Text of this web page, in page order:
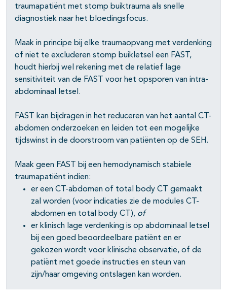
traumapatiënt met stomp buiktrauma als snelle
diagnostiek naar het bloedingsfocus.
Maak in principe bij elke traumaopvang met verdenking
of niet te excluderen stomp buikletsel een FAST,
houdt hierbij wel rekening met de relatief lage
sensitiviteit van de FAST voor het opsporen van intra-
abdominaal letsel.
FAST kan bijdragen in het reduceren van het aantal CT-
abdomen onderzoeken en leiden tot een mogelijke
tijdswinst in de doorstroom van patiënten op de SEH.
Maak geen FAST bij een hemodynamisch stabiele
traumapatiënt indien:
er een CT-abdomen of total body CT gemaakt
zal worden (voor indicaties zie de modules CT-
abdomen en total body CT), of
er klinisch lage verdenking is op abdominaal letsel
bij een goed beoordeelbare patiënt en er
gekozen wordt voor klinische observatie, of de
patiënt met goede instructies en steun van
zijn/haar omgeving ontslagen kan worden.